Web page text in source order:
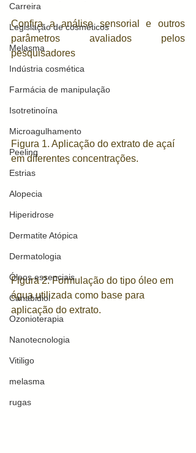
Carreira
Legislação de cosméticos
Melasma
Indústria cosmética
Farmácia de manipulação
Isotretinoína
Microagulhamento
Peeling
Estrias
Alopecia
Hiperidrose
Dermatite Atópica
Dermatologia
Óleos essenciais
Canabidiol
Ozonioterapia
Nanotecnologia
Vitiligo
melasma
rugas
Confira a análise sensorial e outros
parâmetros avaliados pelos
pesquisadores
Figura 1. Aplicação do extrato de açaí
em diferentes concentrações.
Figura 2. Formulação do tipo óleo em
água utilizada como base para
aplicação do extrato.